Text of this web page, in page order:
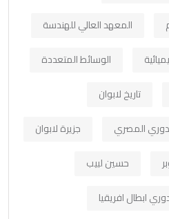
المعهد العالي للهندسة
الوسائط المتعددة
تاريخ لابوان
المصري
جزيرة لابوان
حسين لبيب
ابطال افريقيا